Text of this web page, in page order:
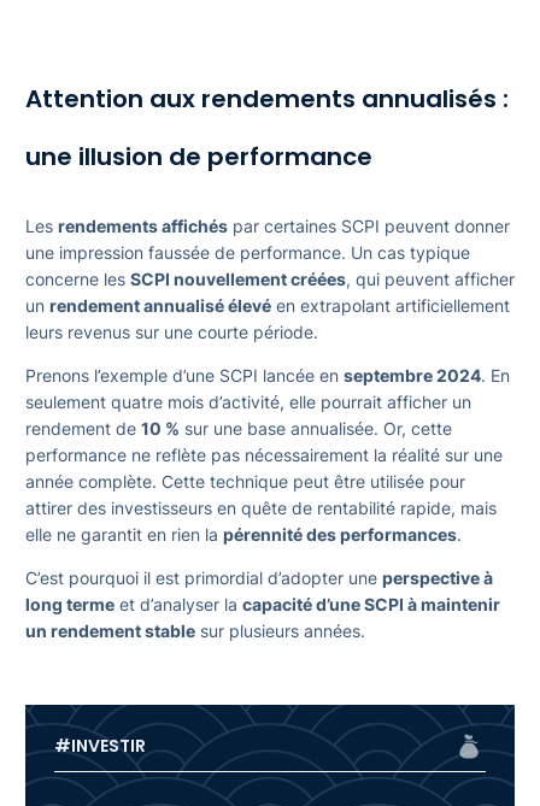
Attention aux rendements annualisés :
une illusion de performance
Les rendements affichés par certaines SCPI peuvent donner
une impression faussée de performance. Un cas typique
concerne les SCPI nouvellement créées, qui peuvent afficher
un rendement annualisé élevé en extrapolant artificiellement
leurs revenus sur une courte période.
Prenons l’exemple d’une SCPI lancée en septembre 2024. En
seulement quatre mois d’activité, elle pourrait afficher un
rendement de 10 % sur une base annualisée. Or, cette
performance ne reflète pas nécessairement la réalité sur une
année complète. Cette technique peut être utilisée pour
attirer des investisseurs en quête de rentabilité rapide, mais
elle ne garantit en rien la pérennité des performances.
C’est pourquoi il est primordial d’adopter une perspective à
long terme et d’analyser la capacité d’une SCPI à maintenir
un rendement stable sur plusieurs années.
#INVESTIR